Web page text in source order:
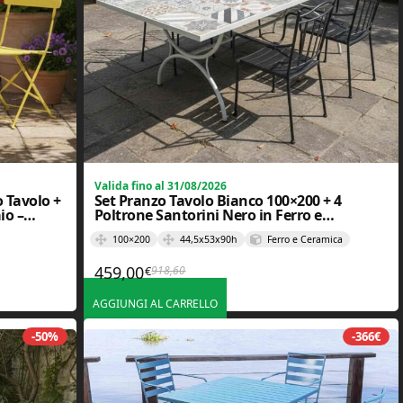
+
–
Valida fino al 31/08/2026
Set Pranzo Tavolo Bianco 100×200 + 4
Poltrone Santorini Nero in Ferro e
Ceramica
100×200 44,5x53x90h Ferro e Ceramica
918,60Il prezzo originale era: 918,60€.
459,00€ Il prezzo attuale è: 459,00€.
AGGIUNGI AL CARRELLO
-50% -366€